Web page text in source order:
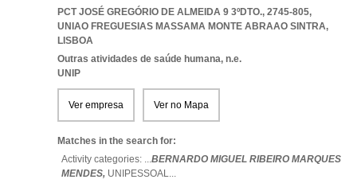
PCT JOSÉ GREGÓRIO DE ALMEIDA 9 3ºDTO., 2745-805,
UNIAO FREGUESIAS MASSAMA MONTE ABRAAO SINTRA,
LISBOA
Outras atividades de saúde humana, n.e.
UNIP
Ver empresa Ver no Mapa
Matches in the search for:
Activity categories: ...BERNARDO MIGUEL RIBEIRO MARQUES
MENDES, UNIPESSOAL...